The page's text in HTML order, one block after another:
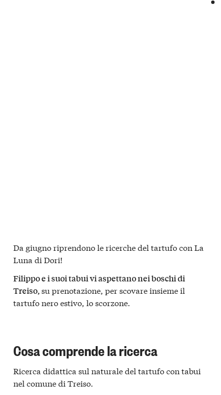
Da giugno riprendono le ricerche del tartufo con La
Luna di Dori!
Filippo e i suoi tabui vi aspettano nei boschi di
Treiso,su prenotazione, per scovare insieme il
tartufo nero estivo, lo scorzone.
Cosa comprende la ricerca
Ricerca didattica sul naturale del tartufo con tabui
nel comune di Treiso.